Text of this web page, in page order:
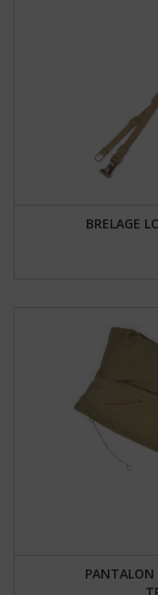
BRELAGE
PANTALON